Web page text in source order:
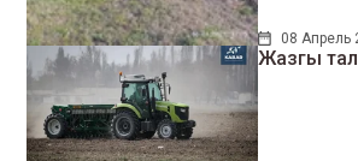
08 Апрель
Жазгы